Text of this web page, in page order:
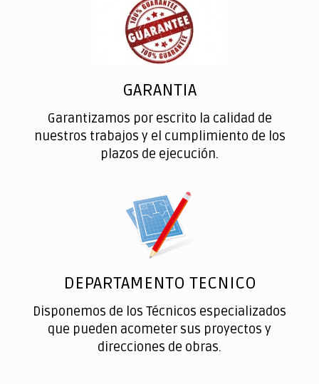
GARANTIA
Garantizamos por escrito la calidad de
nuestros trabajos y el cumplimiento de los
plazos de ejecución.
DEPARTAMENTO TECNICO
Disponemos de los Técnicos especializados
que pueden acometer sus proyectos y
direcciones de obras.